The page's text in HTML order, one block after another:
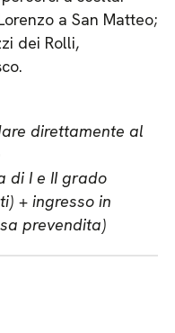
a San Matteo;
dei Rolli,
direttamente al
di I e II grado
+ ingresso in
prevendita)